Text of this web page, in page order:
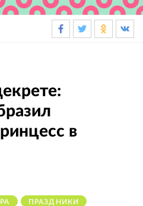
в
ПРАЗДНИКИ